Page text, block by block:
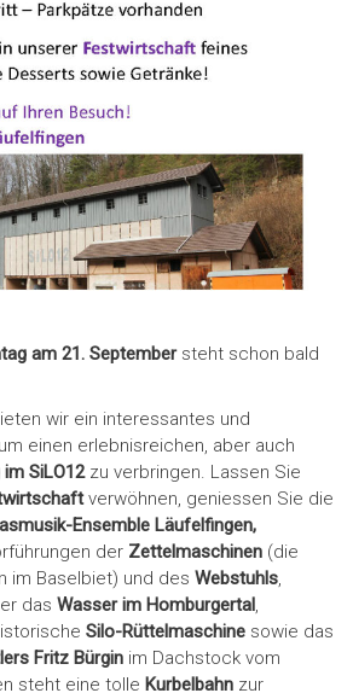
am 21. Septembersteht schon bald
wir ein interessantes und
einen erlebnisreichen, aber auch
SiLO12 zu verbringen. Lassen Sie
verwöhnen, geniessen Sie die
Ensemble Läufelfingen,
der Zettelmaschinen (die
im Baselbiet) und desWebstuhls,
dasWasser im Homburgertal,
Silo-Rüttelmaschine sowie das
Fritz Bürgin im Dachstock vom
steht eine tolle Kurbelbahn zur